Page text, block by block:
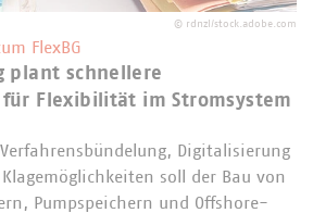
© rdnzl/stock.adobe.com
FlexBG
plant schnellere
Flexibilität im Stromsystem
Digitalisierung
soll der Bau von
Pumpspeichern und Offshore-